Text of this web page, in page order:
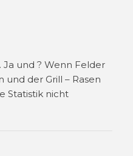
Ja und ? Wenn Felder
und der Grill – Rasen
Statistik nicht